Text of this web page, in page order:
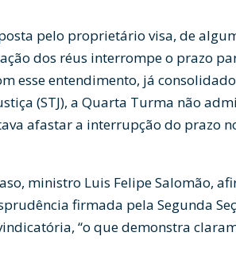
pelo proprietário visa, de
dos réus interrompe o prazo
esse entendimento, já
(STJ), a Quarta Turma não
afastar a interrupção do prazo
ministro Luis Felipe Salomão,
firmada pela Segunda
“o que demonstra